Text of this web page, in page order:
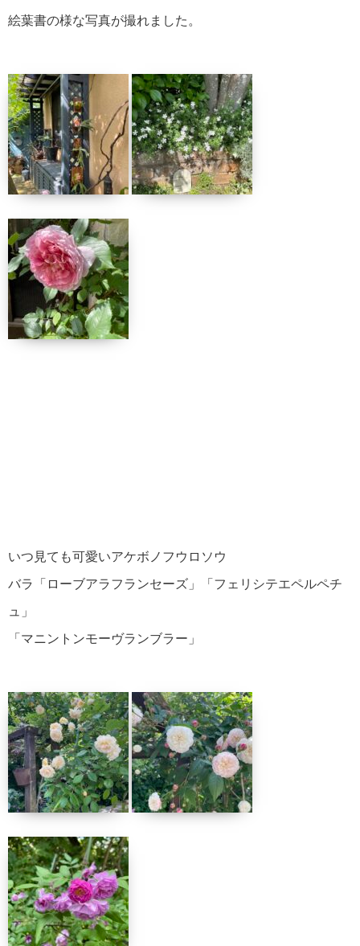
絵葉書の様な写真が撮れました。
いつ見ても可愛いアケボノフウロソウ
バラ「ローブアラフランセーズ」「フェリシテエペルペチ
ュ」
「マニントンモーヴランブラー」